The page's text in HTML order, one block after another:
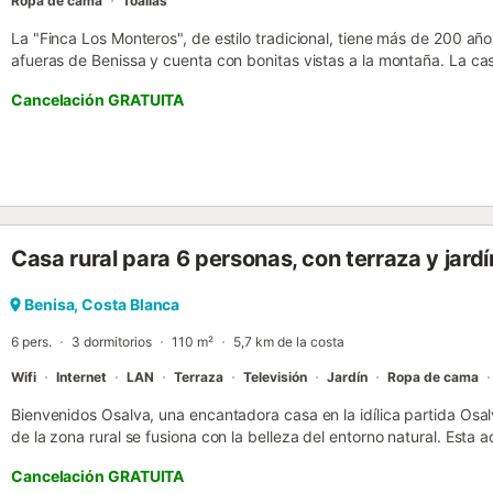
La "Finca Los Monteros", de estilo tradicional, tiene más de 200
afueras de Benissa y cuenta con bonitas vistas a la montaña. La
así como un baño adicional, por lo que tiene capacidad para 10
incluyen Wi-Fi (apto para hacer videollamadas), una lavadora y
una trona disponibles. Su amplia zona exterior privada incluye una
una terraza descubierta, un balcón y una barbacoa. El lugar
veladas cenando al aire libre con sus seres queridos. Desde el
bar más cercano: 3,49km. Distancia a pie/en coche al
Aeropuerto de Alicante. Hay aparcamiento gratuito disponible en la
Cancelación GRATUITA
Casa rural para 6 personas, con terraza y
Benisa, Costa Blanca
6 pers. 3 dormitorios 110 m² 5,7 km de la costa
Wifi Internet LAN Terraza Televisión Jardín Ropa de cama
Bienvenidos Osalva, una encantadora casa en la idílica partida
de la zona rural se fusiona con la belleza del entorno natural. Esta
ofreciendo unas vistas impresionantes a las montañas de Bernia y
Cancelación GRATUITA